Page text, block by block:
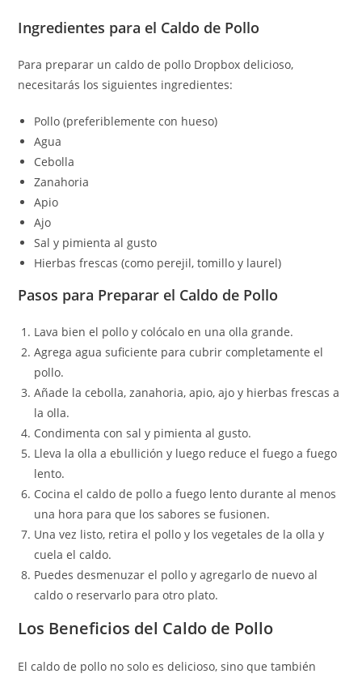
Ingredientes para el Caldo de Pollo
Para preparar un caldo de pollo Dropbox delicioso,
necesitarás los siguientes ingredientes:
Pollo (preferiblemente con hueso)
Agua
Cebolla
Zanahoria
Apio
Ajo
Sal y pimienta al gusto
Hierbas frescas (como perejil, tomillo y laurel)
Pasos para Preparar el Caldo de Pollo
Lava bien el pollo y colócalo en una olla grande.
Agrega agua suficiente para cubrir completamente el
pollo.
Añade la cebolla, zanahoria, apio, ajo y hierbas frescas a
la olla.
Condimenta con sal y pimienta al gusto.
Lleva la olla a ebullición y luego reduce el fuego a fuego
lento.
Cocina el caldo de pollo a fuego lento durante al menos
una hora para que los sabores se fusionen.
Una vez listo, retira el pollo y los vegetales de la olla y
cuela el caldo.
Puedes desmenuzar el pollo y agregarlo de nuevo al
caldo o reservarlo para otro plato.
Los Beneficios del Caldo de Pollo
El caldo de pollo no solo es delicioso, sino que también